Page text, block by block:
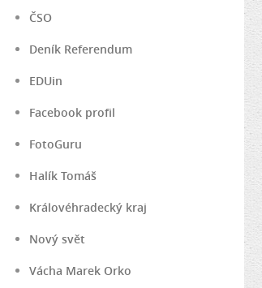
ČSO
Deník Referendum
EDUin
Facebook profil
FotoGuru
Halík Tomáš
Královéhradecký kraj
Nový svět
Vácha Marek Orko